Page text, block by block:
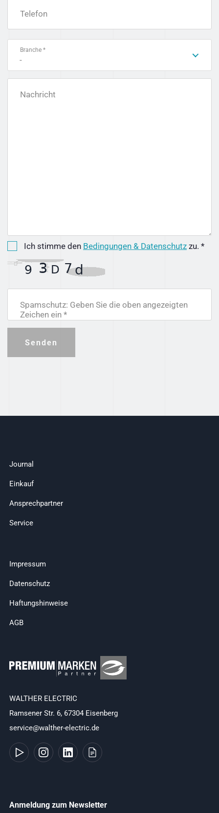
Telefon
Branche *
-
Nachricht
Ich stimme den Bedingungen & Datenschutz zu. *
Spamschutz: Geben Sie die oben angezeigten
Zeichen ein *
Senden
Journal
Einkauf
Ansprechpartner
Service
Impressum
Datenschutz
Haftungshinweise
AGB
WALTHER ELECTRIC
Ramsener Str. 6, 67304 Eisenberg
service@walther-electric.de
Anmeldung zum Newsletter